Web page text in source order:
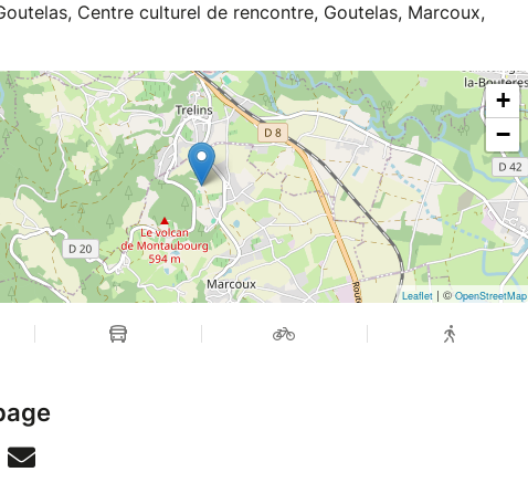
Centre culturel de rencontre, Goutelas, Marcoux,
+
−
Leaflet | © OpenStreetMap